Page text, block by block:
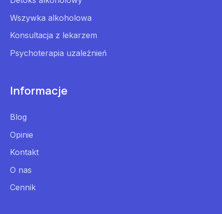
Wszywka alkoholowa
Konsultacja z lekarzem
Psychoterapia uzależnień
Informacje
Blog
Opinie
Kontakt
O nas
Cennik